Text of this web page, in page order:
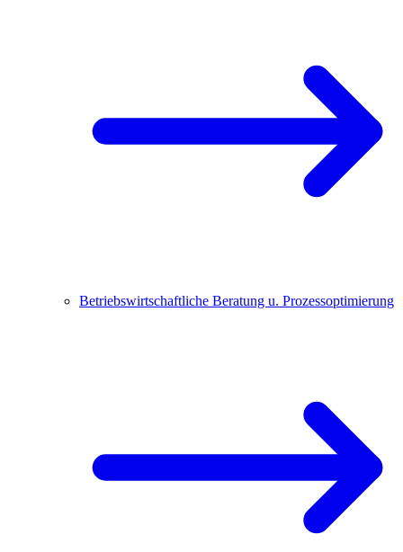
Betriebswirtschaftliche Beratung u. Prozessoptimierung